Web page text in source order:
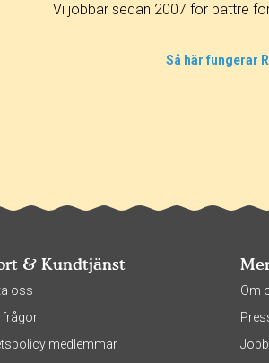
Vi jobbar sedan 2007 för bättre
Så här fungerar
& Kundtjänst
oss
frågor
medlemmar
Om